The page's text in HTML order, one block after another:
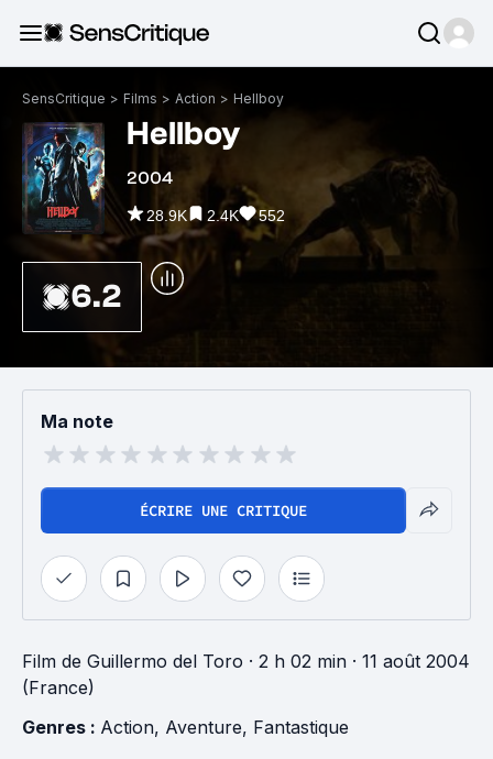
SensCritique > Films > Action > Hellboy
Hellboy
2004
28.9K 2.4K 552
6.2
Ma note
ÉCRIRE UNE CRITIQUE
Film de Guillermo del Toro · 2 h 02 min · 11 août 2004
(France)
Genres : Action, Aventure, Fantastique